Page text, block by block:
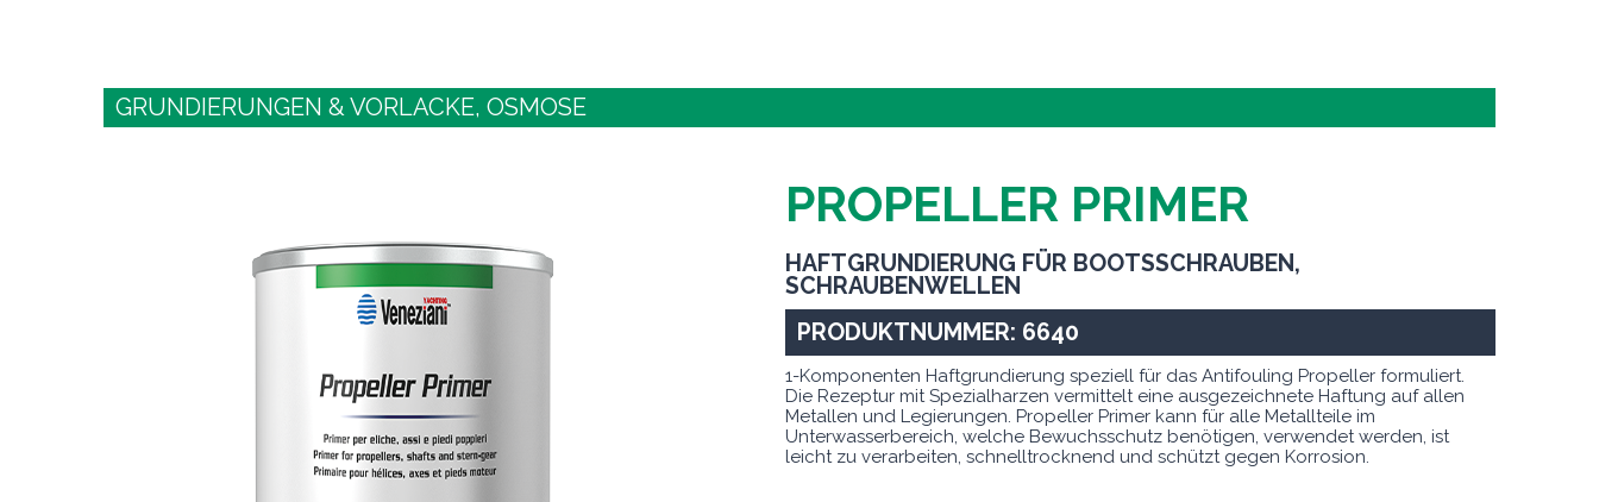
GRUNDIERUNGEN & VORLACKE, OSMOSE
PROPELLER PRIMER
HAFTGRUNDIERUNG FÜR BOOTSSCHRAUBEN,
SCHRAUBENWELLEN
PRODUKTNUMMER: 6640
1-Komponenten Haftgrundierung speziell für das Antifouling Propeller formuliert.
Die Rezeptur mit Spezialharzen vermittelt eine ausgezeichnete Haftung auf allen
Metallen und Legierungen. Propeller Primer kann für alle Metallteile im
Unterwasserbereich, welche Bewuchsschutz benötigen, verwendet werden, ist
leicht zu verarbeiten, schnelltrocknend und schützt gegen Korrosion.